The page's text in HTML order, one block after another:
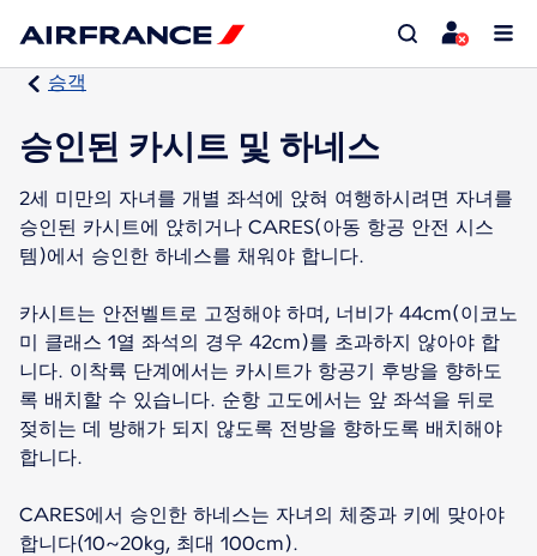
승객
승인된 카시트 및 하네스
2세 미만의 자녀를 개별 좌석에 앉혀 여행하시려면 자녀를
승인된 카시트에 앉히거나 CARES(아동 항공 안전 시스
템)에서 승인한 하네스를 채워야 합니다.
카시트는 안전벨트로 고정해야 하며, 너비가 44cm(이코노
미 클래스 1열 좌석의 경우 42cm)를 초과하지 않아야 합
니다. 이착륙 단계에서는 카시트가 항공기 후방을 향하도
록 배치할 수 있습니다. 순항 고도에서는 앞 좌석을 뒤로
젖히는 데 방해가 되지 않도록 전방을 향하도록 배치해야
합니다.
CARES에서 승인한 하네스는 자녀의 체중과 키에 맞아야
합니다(10~20kg, 최대 100cm).